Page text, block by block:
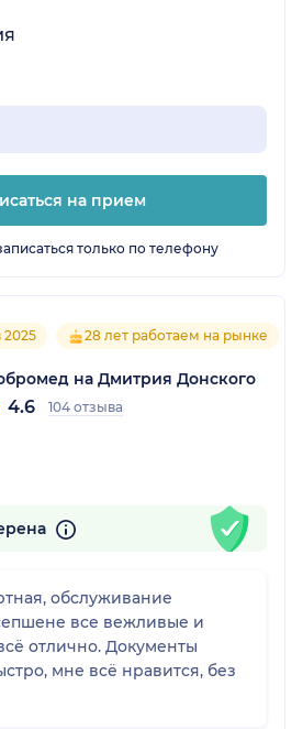
было бы лучше, если
не портили
на прием
только по телефону
28 лет работаем на рынке
на Дмитрия Донского
4.6 104 отзыва
обслуживание
все вежливые и
отлично. Документы
мне всё нравится, без